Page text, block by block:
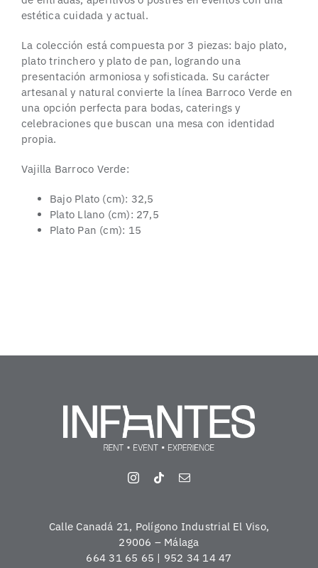
estética cuidada y actual.
La colección está compuesta por 3 piezas: bajo plato,
plato trinchero y plato de pan, logrando una
presentación armoniosa y sofisticada. Su carácter
artesanal y natural convierte la línea Barroco Verde en
una opción perfecta para bodas, caterings y
celebraciones que buscan una mesa con identidad
propia.
Vajilla Barroco Verde:
Bajo Plato (cm): 32,5
Plato Llano (cm): 27,5
Plato Pan (cm): 15
Calle Canadá 21, Polígono Industrial El Viso,
29006 – Málaga
664 31 65 65 | 952 34 14 47